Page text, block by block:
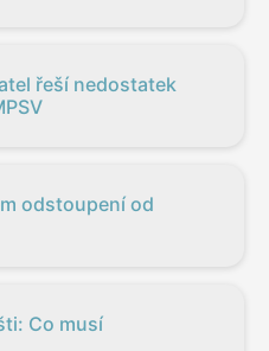
řeší nedostatek
odstoupení od
Co musí